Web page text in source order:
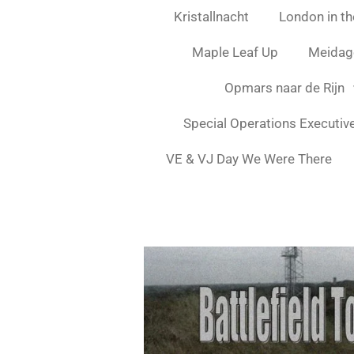
Kristallnacht London in
Maple Leaf Up
Opmars naar de Rijn
Special Operations
VE & VJ Day We Were There